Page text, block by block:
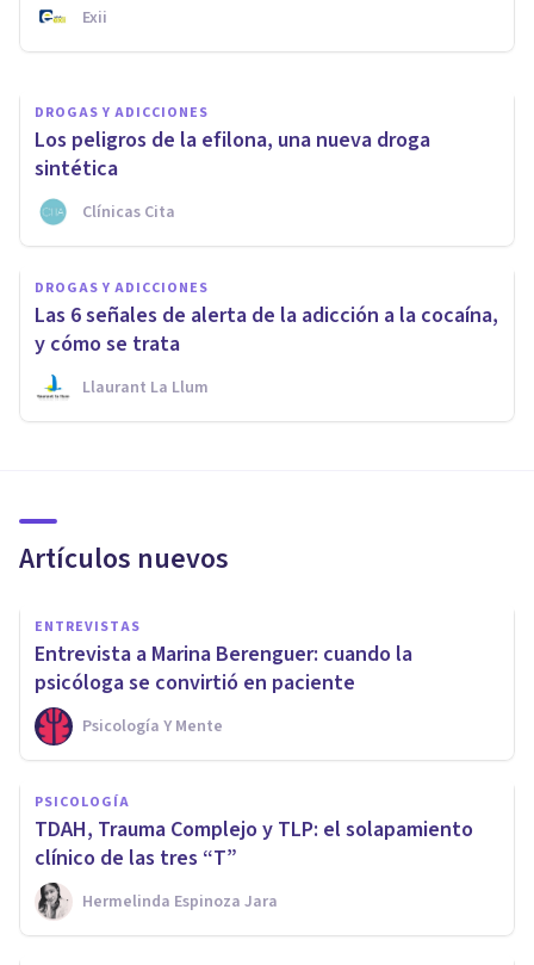
Exii
Jonathan García-Allen
DROGAS Y ADICCIONES
Los peligros de la efilona, una nueva droga
sintética
Clínicas Cita
DROGAS Y ADICCIONES
Las 6 señales de alerta de la adicción a la cocaína,
y cómo se trata
Llaurant La Llum
Artículos nuevos
ENTREVISTAS
Entrevista a Marina Berenguer: cuando la
psicóloga se convirtió en paciente
Psicología Y Mente
PSICOLOGÍA
TDAH, Trauma Complejo y TLP: el solapamiento
clínico de las tres “T”
Hermelinda Espinoza Jara